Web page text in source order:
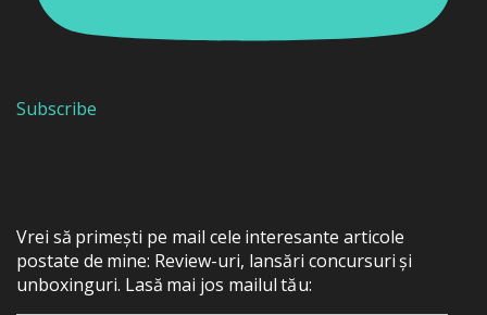
Subscribe
Vrei să primești pe mail cele interesante articole
postate de mine: Review-uri, lansări concursuri și
unboxinguri. Lasă mai jos mailul tău: